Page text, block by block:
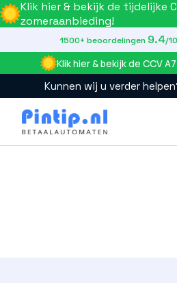
Klik hier & bekijk de tijdelijke
zomeraanbieding!
1500+ beoordelingen 9.4/10
Klik hier & bekijk de CCV
Kunnen wij u verder